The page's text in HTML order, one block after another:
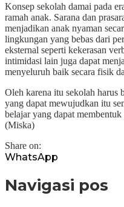
Konsep sekolah damai pada
ramah anak. Sarana dan
menjadikan anak nyaman
lingkungan yang bebas dari
eksternal seperti kekerasan
intimidasi lain juga dapat
menyeluruh baik secara fisik
Oleh karena itu sekolah harus
yang dapat mewujudkan itu
belajar yang dapat
(Miska)
Share on:
WhatsApp
Navigasi pos